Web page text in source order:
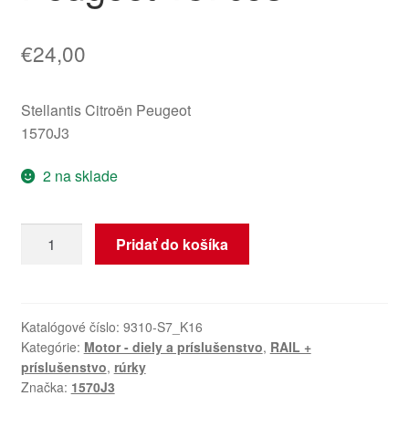
€24,00
Stellantis Citroën Peugeot
1570J3
2 na sklade
Výstupné
vstrekovaču
Citroën
Peugeot
1570J3
Pridať do košíka
Katalógové číslo: 9310-S7_K16
Kategórie: Motor - diely a príslušenstvo, RAIL +
príslušenstvo, rúrky
Značka: 1570J3